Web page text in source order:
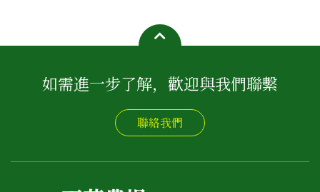
如需進一步了解，歡迎與我們聯繫
聯絡我們